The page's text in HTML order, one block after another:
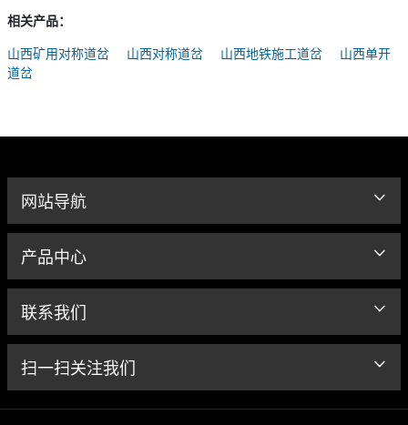
相关产品：
山西矿用对称道岔
山西对称道岔 山西地铁施工道岔
山西单开
道岔
网站导航
产品中心
联系我们
扫一扫关注我们